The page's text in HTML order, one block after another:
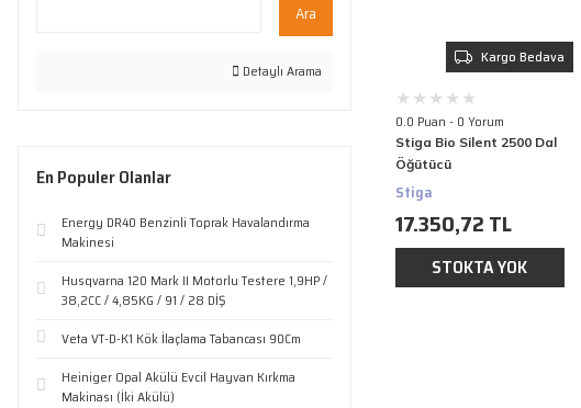
Ara
Detaylı Arama
En Populer Olanlar
Energy DR40 Benzinli Toprak Havalandırma
Makinesi
Husqvarna 120 Mark II Motorlu Testere 1,9HP /
38,2CC / 4,85KG / 91 / 28 DİŞ
Veta VT-D-K1 Kök İlaçlama Tabancası 90Cm
Heiniger Opal Akülü Evcil Hayvan Kırkma
Makinası (İki Akülü)
Kargo Bedava
0.0 Puan - 0 Yorum
Stiga Bio Silent 2500 Dal
Öğütücü
Stiga
17.350,72 TL
STOKTA YOK